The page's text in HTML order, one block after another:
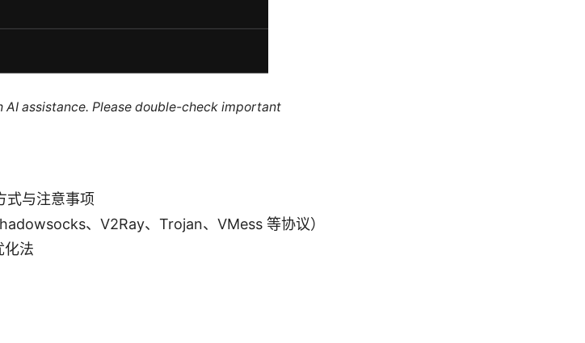
assistance. Please double-check important
与注意事项
、V2Ray、Trojan、VMess 等协议）
化法